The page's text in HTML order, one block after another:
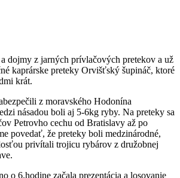
dojmy z jarných prívlačových pretekov a už
kaprárske preteky Orvišťský šupináč, ktoré
krát.
z moravského Hodonína
násadou boli aj 5-6kg ryby. Na preteky sa
Petrovho cechu od Bratislavy až po
povedať, že preteky boli medzinárodné,
privítali trojicu rybárov z družobnej
o 6.hodine začala prezentácia a losovanie